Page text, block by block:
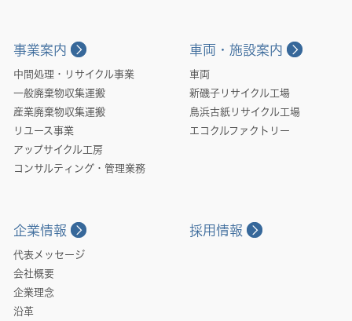
事業案内
中間処理・リサイクル事業
一般廃棄物収集運搬
産業廃棄物収集運搬
リユース事業
アップサイクル工房
コンサルティング・管理業務
車両・施設案内
車両
新磯子リサイクル工場
鳥浜古紙リサイクル工場
エコクルファクトリー
企業情報
代表メッセージ
会社概要
企業理念
沿革
採用情報